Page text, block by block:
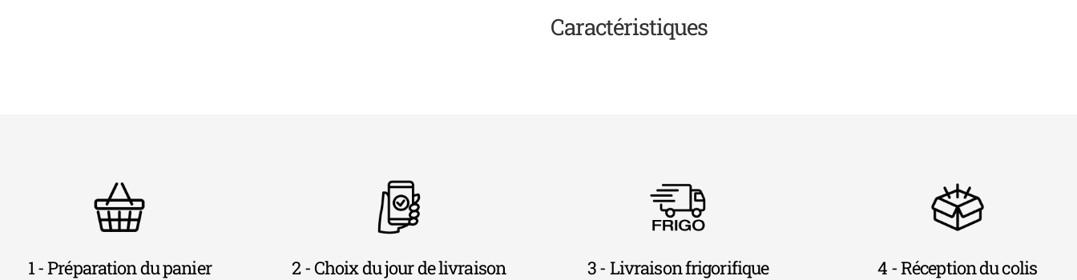
Caractéristiques
1 - Préparation du panier 2 - Choix du jour de livraison 3 - Livraison frigorifique 4 - Réception du colis